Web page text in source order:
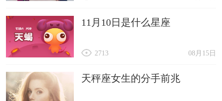
11月10日是什么星座
08月15日
2713
天秤座女生的分手前兆